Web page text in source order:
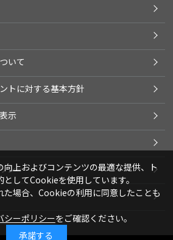
いて
トに対する基本方針
示
シー
向上およびコンテンツの最適な提供、ト
してCookieを使用しています。
た場合、Cookieの利用に同意したことも
シーポリシーをご確認ください。
承諾する